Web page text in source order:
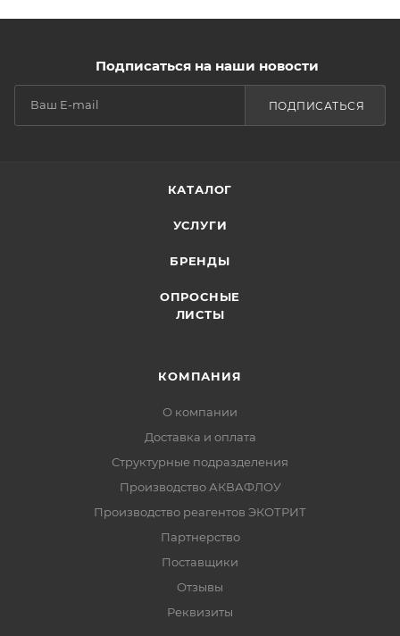
Подписаться на наши новости
ПОДПИСАТЬСЯ
КАТАЛОГ
УСЛУГИ
БРЕНДЫ
ОПРОСНЫЕ
ЛИСТЫ
КОМПАНИЯ
О компании
Доставка и оплата
Структурные подразделения
Производство АКВАФЛОУ
Производство реагентов ЭКОТРИТ
Партнерство
Поставщики
Отзывы
Реквизиты